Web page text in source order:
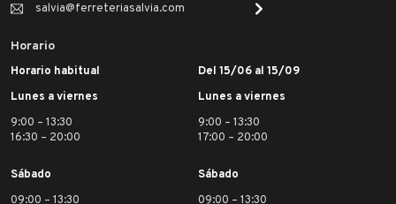
salvia@ferreteriasalvia.com
Horario
Horario habitual
Lunes a viernes
9:00 – 13:30
16:30 – 20:00
Sábado
09:00 – 13:30
Del 15/06 al 15/09
Lunes a viernes
9:00 – 13:30
17:00 – 20:00
Sábado
09:00 – 13:30